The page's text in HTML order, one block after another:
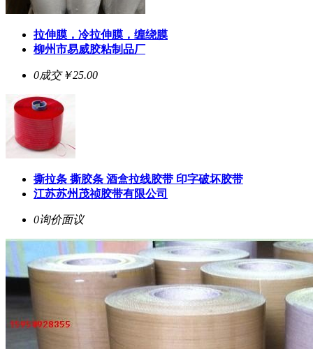
拉伸膜，冷拉伸膜，缠绕膜
柳州市易威胶粘制品厂
0成交￥25.00
撕拉条 撕胶条 酒盒拉线胶带 印字破坏胶带
江苏苏州茂祯胶带有限公司
0询价面议